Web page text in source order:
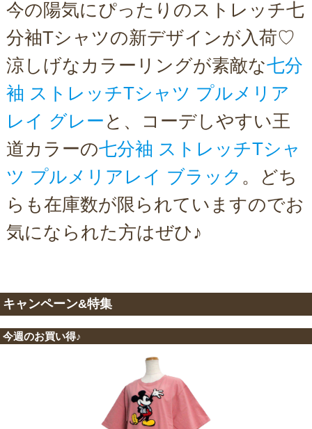
今の陽気にぴったりのストレッチ七
分袖Tシャツの新デザインが入荷♡
涼しげなカラーリングが素敵な七分
袖 ストレッチTシャツ プルメリア
レイ グレー と、コーデしやすい王
道カラーの七分袖 ストレッチTシャ
ツ プルメリアレイ ブラック 。どち
らも在庫数が限られていますのでお
気になられた方はぜひ♪
キャンペーン&特集
今週のお買い得♪